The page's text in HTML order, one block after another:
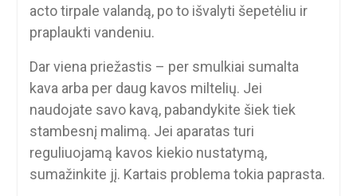
acto tirpale valandą, po to išvalyti šepetėliu ir
praplaukti vandeniu.
Dar viena priežastis – per smulkiai sumalta
kava arba per daug kavos miltelių. Jei
naudojate savo kavą, pabandykite šiek tiek
stambesnį malimą. Jei aparatas turi
reguliuojamą kavos kiekio nustatymą,
sumažinkite jį. Kartais problema tokia paprasta.